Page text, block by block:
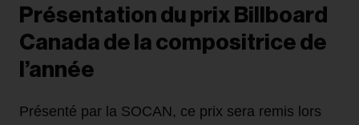
Présentation du prix Billboard
Canada de la compositrice de
l’année
Présenté par la SOCAN, ce prix sera remis lors